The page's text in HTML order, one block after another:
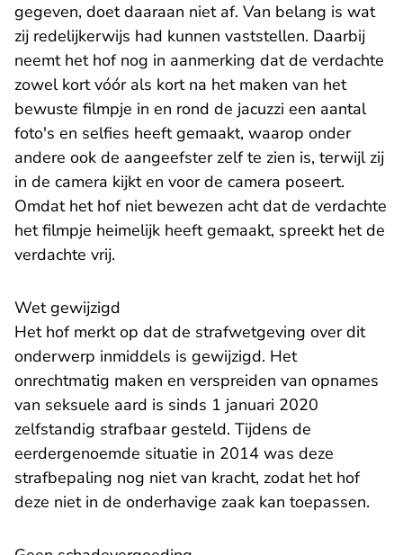
gegeven, doet daaraan niet af. Van belang is wat
zij redelijkerwijs had kunnen vaststellen. Daarbij
neemt het hof nog in aanmerking dat de verdachte
zowel kort vóór als kort na het maken van het
bewuste filmpje in en rond de jacuzzi een aantal
foto's en selfies heeft gemaakt, waarop onder
andere ook de aangeefster zelf te zien is, terwijl zij
in de camera kijkt en voor de camera poseert.
Omdat het hof niet bewezen acht dat de verdachte
het filmpje heimelijk heeft gemaakt, spreekt het de
verdachte vrij.
Wet gewijzigd
Het hof merkt op dat de strafwetgeving over dit
onderwerp inmiddels is gewijzigd. Het
onrechtmatig maken en verspreiden van opnames
van seksuele aard is sinds 1 januari 2020
zelfstandig strafbaar gesteld. Tijdens de
eerdergenoemde situatie in 2014 was deze
strafbepaling nog niet van kracht, zodat het hof
deze niet in de onderhavige zaak kan toepassen.